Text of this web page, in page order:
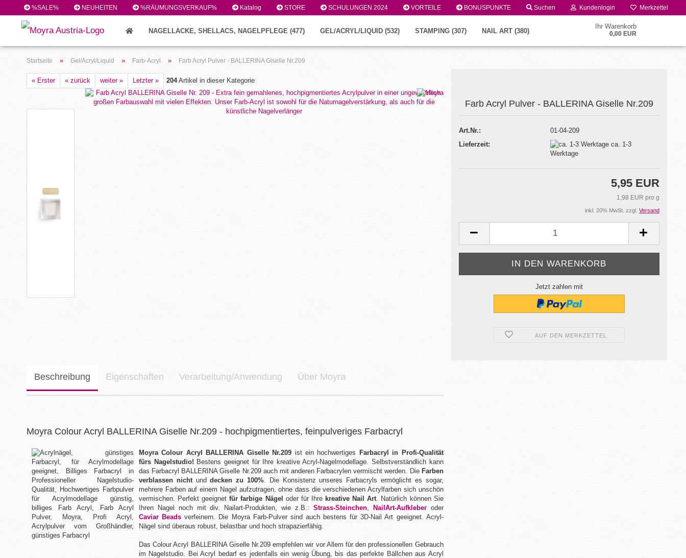
%SALE% NEUHEITEN %RÄUMUNGSVERKAUF% Katalog STORE SCHULUNGEN 2024 VORTEILE BONUSPUNKTE Suchen Kundenlogin
Konto erstellen
Merkzettel
Ihr Warenkorb
0,00 EUR
NAGELLACKE, SHELLACS, NAGELPFLEGE (477) GEL/ACRYL/LIQUID (532) STAMPING (307) NAIL ART (380)
FEILEN/PINSEL/ZUBEHÖR (224)
Startseite » Gel/Acryl/Liquid » Farb-Acryl » Farb Acryl Pulver - BALLERINA Giselle Nr.209
« Erster « zurück weiter » Letzter » 204Artikel in dieser Kategorie
Farb Acryl Pulver - BALLERINA Giselle Nr.209
Art.Nr.:
01-04-209
Lieferzeit:
ca. 1-3
Werktage
5,95 EUR
1,98 EUR pro g
inkl. 20% MwSt. zzgl. Versand
Jetzt zahlen mit
AUF DEN MERKZETTEL
Beschreibung Eigenschaften Verarbeitung/Anwendung Über Moyra
Moyra Colour Acryl BALLERINA Giselle Nr.209 - hochpigmentiertes, feinpulveriges Farbacryl
Moyra Colour Acryl BALLERINA Giselle Nr.209 ist ein hochwertiges
Farbacryl in Profi-Qualität
fürs Nagelstudio! Bestens geeignet für Ihre kreative Acryl-Nagelmodellage. Selbstverständlich kann
das Farbacryl BALLERINA Giselle Nr.209 auch mit anderen Farbacrylen vermischt werden. Die Farben
verblassen nichtunddecken zu 100%. Die Konsistenz unseres Farbacryls ermöglicht es sogar,
mehrere Farben auf einem Nagel aufzutragen, ohne dass die verschiedenen Acrylfarben sich unschön
vermischen. Perfekt geeignetfür farbige Nägel oder für Ihre kreative Nail Art. Natürlich können Sie
Ihren Nagel noch mit div. Nailart-Produkten, wie z.B.: Strass-Steinchen, NailArt-Aufkleberoder
Caviar Beads verfeinern. Die Moyra Farb-Pulver sind auch bestens für 3D-Nail Art geeignet. Acryl-
Nägel sind überaus robust, belastbar und hoch strapazierfähig.
Das Colour Acryl BALLERINA Giselle Nr.209 empfehlen wir vor Allem für den professionellen Gebrauch
im Nagelstudio. Bei Acryl bedarf es jedenfalls ein wenig Übung, bis das perfekte Bällchen aus Acryl